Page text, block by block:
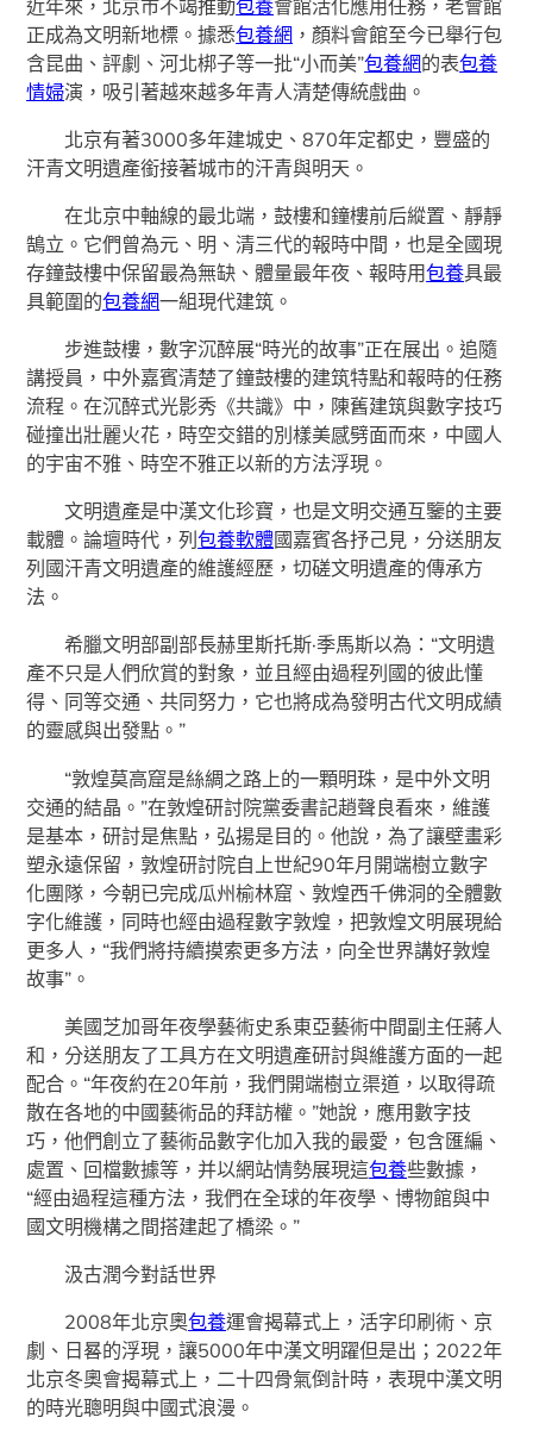
近年來，北京市不竭推動包養會館活化應用任務，老會館
正成為文明新地標。據悉包養網 ，顏料會館至今已舉行包
含昆曲、評劇、河北梆子等一批“小而美”包養網的表包養
情婦演，吸引著越來越多年青人清楚傳統戲曲。
北京有著3000多年建城史、870年定都史，豐盛的
汗青文明遺產銜接著城市的汗青與明天。
在北京中軸線的最北端，鼓樓和鐘樓前后縱置、靜靜
鵠立。它們曾為元、明、清三代的報時中間，也是全國現
存鐘鼓樓中保留最為無缺、體量最年夜、報時用包養具最
具範圍的包養網一組現代建筑。
步進鼓樓，數字沉醉展“時光的故事”正在展出。追隨
講授員，中外嘉賓清楚了鐘鼓樓的建筑特點和報時的任務
流程。在沉醉式光影秀《共識》中，陳舊建筑與數字技巧
碰撞出壯麗火花，時空交錯的別樣美感劈面而來，中國人
的宇宙不雅、時空不雅正以新的方法浮現。
文明遺產是中漢文化珍寶，也是文明交通互鑒的主要
載體。論壇時代，列包養軟體國嘉賓各抒己見，分送朋友
列國汗青文明遺產的維護經歷，切磋文明遺產的傳承方
法。
希臘文明部副部長赫里斯托斯·季馬斯以為：“文明遺
產不只是人們欣賞的對象，並且經由過程列國的彼此懂
得、同等交通、共同努力，它也將成為發明古代文明成績
的靈感與出發點。”
“敦煌莫高窟是絲綢之路上的一顆明珠，是中外文明
交通的結晶。”在敦煌研討院黨委書記趙聲良看來，維護
是基本，研討是焦點，弘揚是目的。他說，為了讓壁畫彩
塑永遠保留，敦煌研討院自上世紀90年月開端樹立數字
化團隊，今朝已完成瓜州榆林窟、敦煌西千佛洞的全體數
字化維護，同時也經由過程數字敦煌，把敦煌文明展現給
更多人，“我們將持續摸索更多方法，向全世界講好敦煌
故事”。
美國芝加哥年夜學藝術史系東亞藝術中間副主任蔣人
和，分送朋友了工具方在文明遺產研討與維護方面的一起
配合。“年夜約在20年前，我們開端樹立渠道，以取得疏
散在各地的中國藝術品的拜訪權。”她說，應用數字技
巧，他們創立了藝術品數字化加入我的最愛，包含匯編、
處置、回檔數據等，并以網站情勢展現這包養些數據，
“經由過程這種方法，我們在全球的年夜學、博物館與中
國文明機構之間搭建起了橋梁。”
汲古潤今對話世界
2008年北京奧包養運會揭幕式上，活字印刷術、京
劇、日晷的浮現，讓5000年中漢文明躍但是出；2022年
北京冬奧會揭幕式上，二十四骨氣倒計時，表現中漢文明
的時光聰明與中國式浪漫。